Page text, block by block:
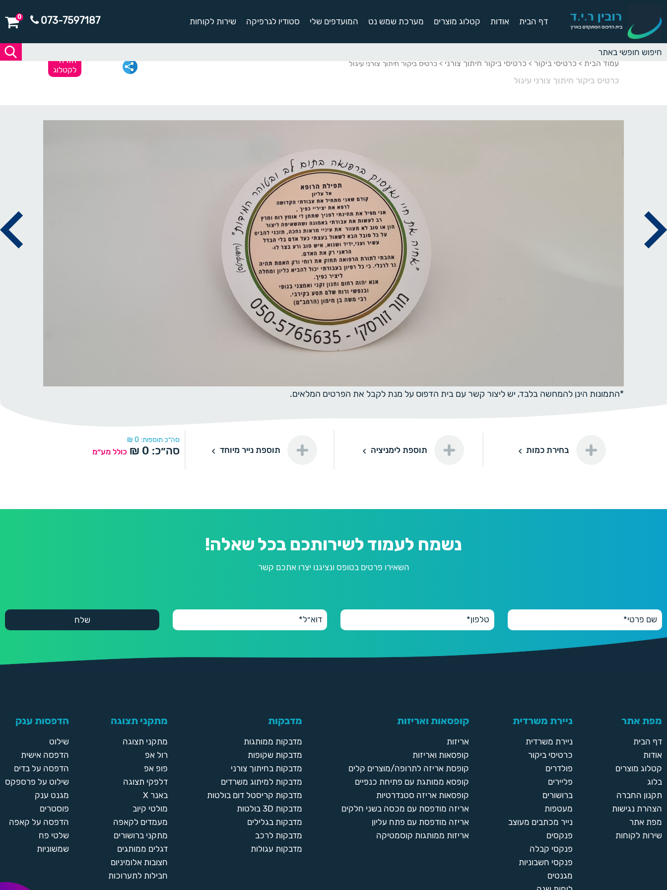
דף הבית אודות קטלוג מוצרים מערכת שמש נט המועדפים שלי סטודיו לגרפיקה שירות לקוחות 073-7597187
0
עמוד הבית > כרטיסי ביקור > כרטיסי ביקור חיתוך צורני > כרטיס ביקור חיתוך צורני עיגול
כרטיס ביקור חיתוך צורני עיגול
חזרה
לקטלוג
*התמונות הינן להמחשה בלבד, יש ליצור קשר עם בית הדפוס על מנת לקבל את הפרטים המלאים.
100 יחידות
570 ₪
בחירת כמות תוספת לימניציהתוספת לימניציה תוספת נייר מיוחדתוספת נייר מיוחד
סה״כ תוספות: 0
₪
סה״כ: 0
₪ כולל מע״מ
נשמח לעמוד לשירותכם בכל שאלה!
השאירו פרטים בטופס ונציגנו יצרו אתכם קשר
מפת אתר
דף הבית
אודות
קטלוג מוצרים
בלוג
תקנון החברה
הצהרת נגישות
מפת אתר
שירות לקוחות
ניירת משרדית
ניירת משרדית
כרטיסי ביקור
פולדרים
פליירים
ברושורים
מעטפות
נייר מכתבים מעוצב
פנקסים
פנקסי קבלה
פנקסי חשבוניות
מגנטים
קופסאות ואריזות
אריזות
קופסאות ואריזות
קופסת אריזה לתרופה/מוצרים קלים
קופסא ממותגת עם פתיחת כנפיים
קופסאות אריזה סטנדרטיות
אריזה מודפסת עם מכסה בשני חלקים
אריזה מודפסת עם פתח עליון
אריזות ממותגות קוסמטיקה
מדבקות
מדבקות ממותגות
מדבקות שקופות
מדבקות בחיתוך צורני
מדבקות למיתוג משרדים
מדבקות קריסטל דום בולטות
מדבקות 3D בולטות
מדבקות בגלילים
מדבקות לרכב
מדבקות עגולות
מתקני תצוגה
מתקני תצוגה
רול אפ
פופ אפ
דלפקי תצוגה
באנר X
מולטי קיוב
מעמדים לקאפה
מתקני ברושורים
דגלים ממותגים
חצובות אלומיניום
חבילות לתערוכות
הדפסות ענק
שילוט
הדפסה אישית
הדפסה על בדים
שילוט על פרספקס
מגנט ענק
פוסטרים
הדפסה על קאפה
שלטי פח
שמשוניות